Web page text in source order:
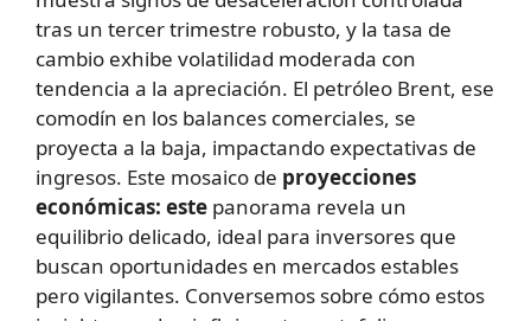
tras un tercer trimestre robusto, y la tasa de
cambio exhibe volatilidad moderada con
tendencia a la apreciación. El petróleo Brent, ese
comodín en los balances comerciales, se
proyecta a la baja, impactando expectativas de
ingresos. Este mosaico de proyecciones
económicas: este panorama revela un
equilibrio delicado, ideal para inversores que
buscan oportunidades en mercados estables
pero vigilantes. Conversemos sobre cómo estos